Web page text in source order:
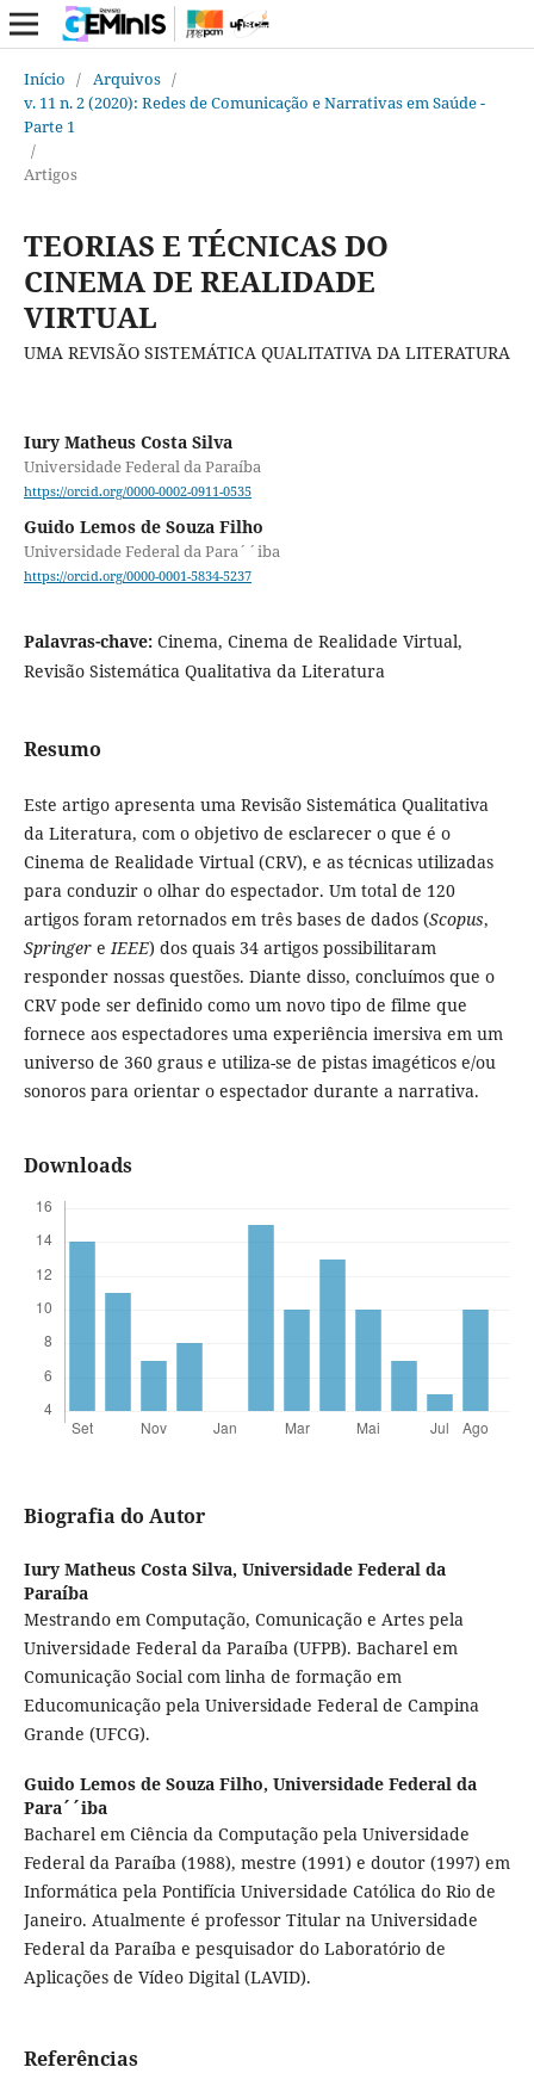
Início / Arquivos /
v. 11 n. 2 (2020): Redes de Comunicação e Narrativas em Saúde -
Parte 1
/
Artigos
TEORIAS E TÉCNICAS DO
CINEMA DE REALIDADE
VIRTUAL
UMA REVISÃO SISTEMÁTICA QUALITATIVA DA LITERATURA
Iury Matheus Costa Silva
Universidade Federal da Paraíba
https://orcid.org/0000-0002-0911-0535
Guido Lemos de Souza Filho
Universidade Federal da Para´´iba
https://orcid.org/0000-0001-5834-5237
Palavras-chave: Cinema, Cinema de Realidade Virtual,
Revisão Sistemática Qualitativa da Literatura
Resumo
Este artigo apresenta uma Revisão Sistemática Qualitativa
da Literatura, com o objetivo de esclarecer o que é o
Cinema de Realidade Virtual (CRV), e as técnicas utilizadas
para conduzir o olhar do espectador. Um total de 120
artigos foram retornados em três bases de dados (Scopus,
SpringereIEEE) dos quais 34 artigos possibilitaram
responder nossas questões. Diante disso, concluímos que o
CRV pode ser definido como um novo tipo de filme que
fornece aos espectadores uma experiência imersiva em um
universo de 360 graus e utiliza-se de pistas imagéticos e/ou
sonoros para orientar o espectador durante a narrativa.
Downloads
Biografia do Autor
Iury Matheus Costa Silva, Universidade Federal da
Paraíba
Mestrando em Computação, Comunicação e Artes pela
Universidade Federal da Paraíba (UFPB). Bacharel em
Comunicação Social com linha de formação em
Educomunicação pela Universidade Federal de Campina
Grande (UFCG).
Guido Lemos de Souza Filho, Universidade Federal da
Para´´iba
Bacharel em Ciência da Computação pela Universidade
Federal da Paraíba (1988), mestre (1991) e doutor (1997) em
Informática pela Pontifícia Universidade Católica do Rio de
Janeiro. Atualmente é professor Titular na Universidade
Federal da Paraíba e pesquisador do Laboratório de
Aplicações de Vídeo Digital (LAVID).
Referências